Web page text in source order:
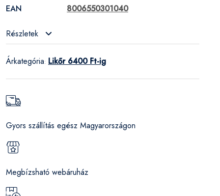
EAN
8006550301040
Részletek
Árkategória: Likőr 6400 Ft-ig
Gyors szállítás egész Magyarországon
Megbízsható webáruház